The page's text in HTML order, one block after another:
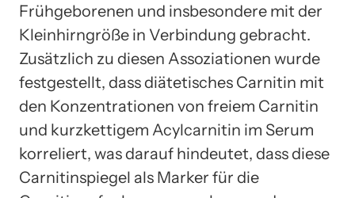
Frühgeborenen und insbesondere mit der
Kleinhirngröße in Verbindung gebracht.
Zusätzlich zu diesen Assoziationen wurde
festgestellt, dass diätetisches Carnitin mit
den Konzentrationen von freiem Carnitin
und kurzkettigem Acylcarnitin im Serum
korreliert, was darauf hindeutet, dass diese
Carnitinspiegel als Marker für die